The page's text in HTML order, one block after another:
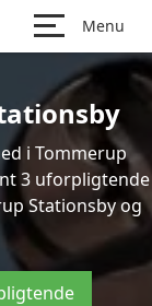
Menu
i Tommerup
3 uforpligtende
Stationsby og